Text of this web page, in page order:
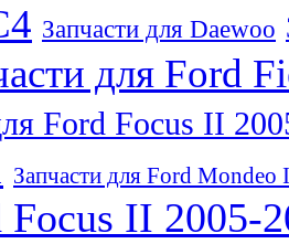
Запчасти для Daewoo
для Ford
Ford Focus II
Запчасти для Ford Mondeo
Focus II 2005-